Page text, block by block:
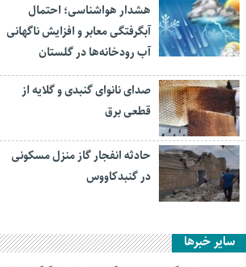
هشدار هواشناسی؛ احتمال
آبگرفتگی معابر و افزایش ناگهانی
آب رودخانه‌ها در گلستان
صدای نانوای گنبدی و گلایه از
قطعی برق
حادثه انفجار گاز منزل مسکونی
در گنبدکاووس
سایر خبرها